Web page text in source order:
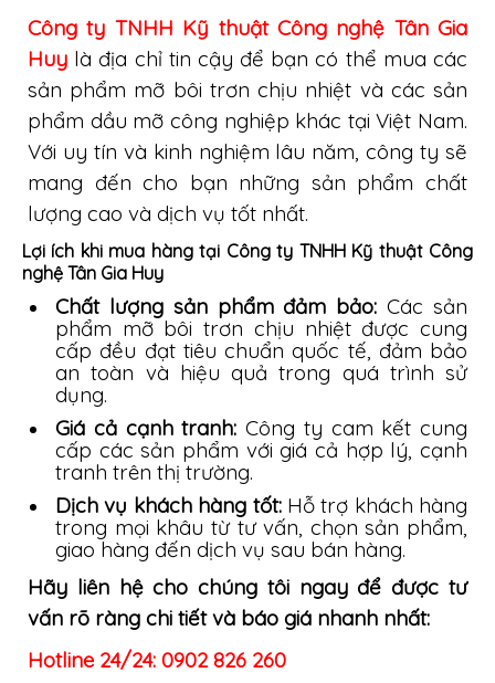
Công ty TNHH Kỹ thuật Công nghệ Tân Gia
Huy là địa chỉ tin cậy để bạn có thể mua các
sản phẩm mỡ bôi trơn chịu nhiệt và các sản
phẩm dầu mỡ công nghiệp khác tại Việt Nam.
Với uy tín và kinh nghiệm lâu năm, công ty sẽ
mang đến cho bạn những sản phẩm chất
lượng cao và dịch vụ tốt nhất.
Lợi ích khi mua hàng tại Công ty TNHH Kỹ thuật Công
nghệ Tân Gia Huy
Chất lượng sản phẩm đảm bảo: Các sản
phẩm mỡ bôi trơn chịu nhiệt được cung
cấp đều đạt tiêu chuẩn quốc tế, đảm bảo
an toàn và hiệu quả trong quá trình sử
dụng.
Giá cả cạnh tranh: Công ty cam kết cung
cấp các sản phẩm với giá cả hợp lý, cạnh
tranh trên thị trường.
Dịch vụ khách hàng tốt:Hỗ trợ khách hàng
trong mọi khâu từ tư vấn, chọn sản phẩm,
giao hàng đến dịch vụ sau bán hàng.
Hãy liên hệ cho chúng tôi ngay để được tư
vấn rõ ràng chi tiết và báo giá nhanh nhất:
Hotline 24/24: 0902 826 260